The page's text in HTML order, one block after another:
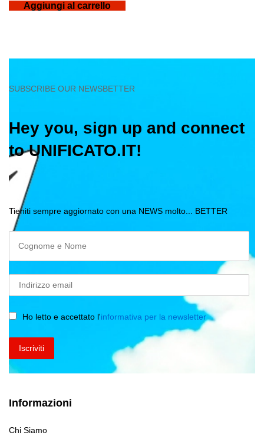
Aggiungi al carrello
SUBSCRIBE OUR NEWSBETTER
Hey you, sign up and connect
to UNIFICATO.IT!
Tieniti sempre aggiornato con una NEWS molto... BETTER
Ho letto e accettato l'informativa per la newsletter
Informazioni
Chi Siamo